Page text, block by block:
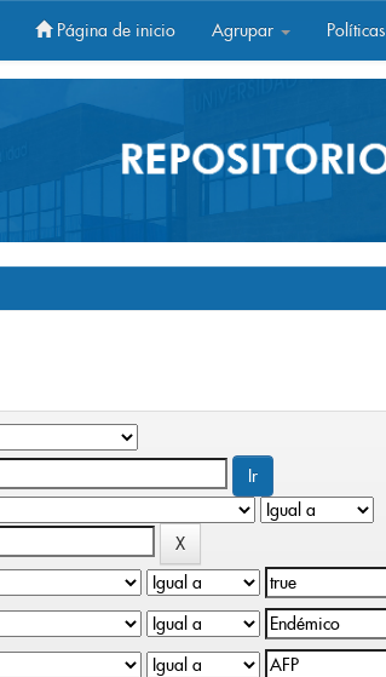
Página de inicio Agrupar Políticas